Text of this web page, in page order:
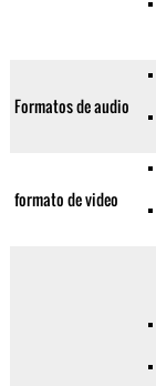
Formatos de audio
formato de video